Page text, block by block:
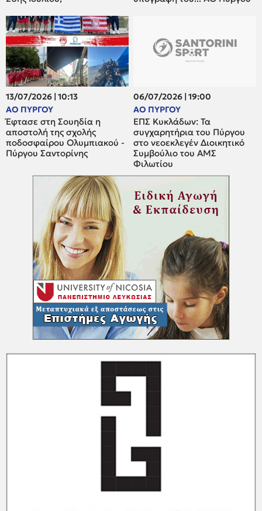
13/07/2026 | 10:13
ΑΟ ΠΥΡΓΟΥ
Έφτασε στη Σουηδία η
αποστολή της σχολής
ποδοσφαίρου Ολυμπιακού -
Πύργου Σαντορίνης
06/07/2026 | 19:00
ΑΟ ΠΥΡΓΟΥ
ΕΠΣ Κυκλάδων: Τα
συγχαρητήρια του Πύργου
στο νεοεκλεγέν Διοικητικό
Συμβούλιο του ΑΜΣ
Φιλωτίου